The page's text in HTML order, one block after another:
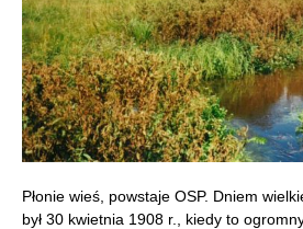
Płonie wieś, powstaje OSP. Dniem
był 30 kwietnia 1908 r., kiedy to